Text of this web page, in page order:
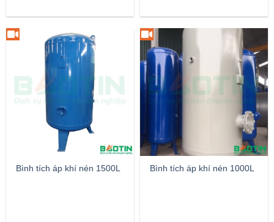
Bình tích áp khí nén 1500L Bình tích áp khí nén 1000L